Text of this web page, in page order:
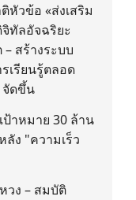
วข้อ «ส่งเสริม
ทัลอัจฉริยะ
สร้างระบบ
เรียนรู้ตลอด
จัดขึ้น
ป้าหมาย 30 ล้าน
ลัง "ความเร็ว
วง – สมบัติ